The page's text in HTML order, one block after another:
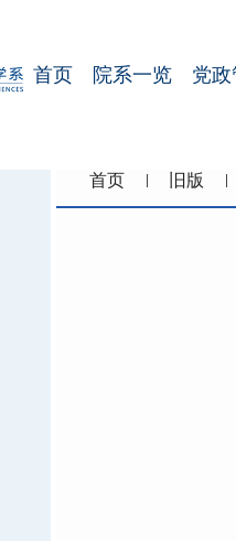
首页 院系一览 党
首页 旧版